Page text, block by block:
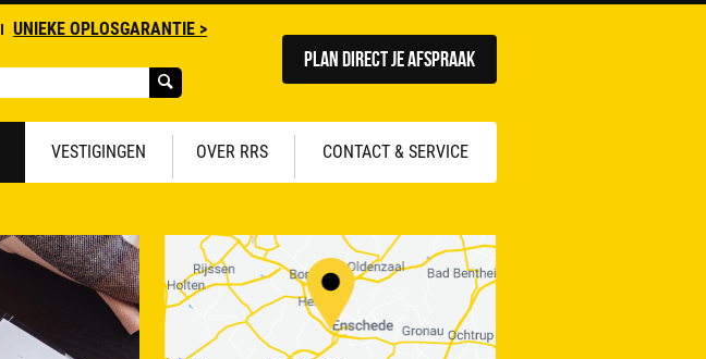
UNIEKE OPLOSGARANTIE >
Plan direct je afspraak
VESTIGINGEN OVER RRS CONTACT & SERVICE